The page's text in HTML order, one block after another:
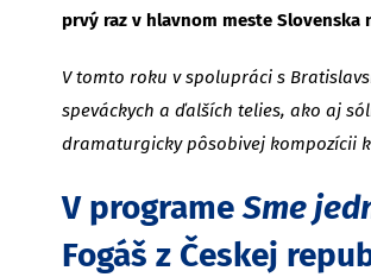
prvý raz v hlavnom meste
V tomto roku v spolupráci s
speváckych a ďalších telies, ako aj
dramaturgicky pôsobivej kompozícii
V programeSme
Fogáš z Českej